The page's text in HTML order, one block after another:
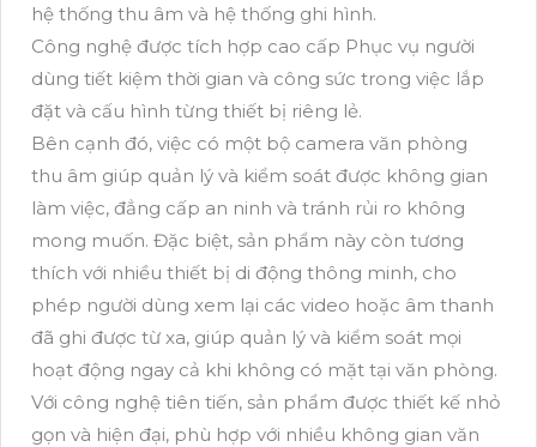
hệ thống thu âm và hệ thống ghi hình.
Công nghệ được tích hợp cao cấp Phục vụ người
dùng tiết kiệm thời gian và công sức trong việc lắp
đặt và cấu hình từng thiết bị riêng lẻ.
Bên cạnh đó, việc có một bộ camera văn phòng
thu âm giúp quản lý và kiểm soát được không gian
làm việc, đẳng cấp an ninh và tránh rủi ro không
mong muốn. Đặc biệt, sản phẩm này còn tương
thích với nhiều thiết bị di động thông minh, cho
phép người dùng xem lại các video hoặc âm thanh
đã ghi được từ xa, giúp quản lý và kiểm soát mọi
hoạt động ngay cả khi không có mặt tại văn phòng.
Với công nghệ tiên tiến, sản phẩm được thiết kế nhỏ
gọn và hiện đại, phù hợp với nhiều không gian văn